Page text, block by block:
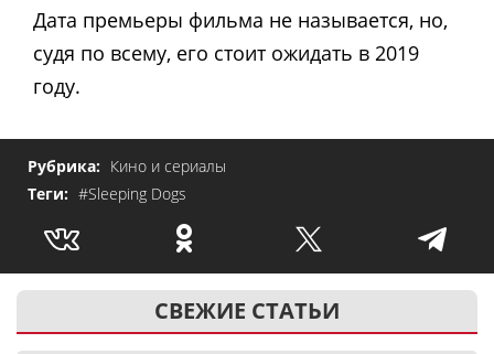
Дата премьеры фильма не называется, но,
судя по всему, его стоит ожидать в 2019
году.
Рубрика: Кино и сериалы
Теги: #Sleeping Dogs
СВЕЖИЕ СТАТЬИ